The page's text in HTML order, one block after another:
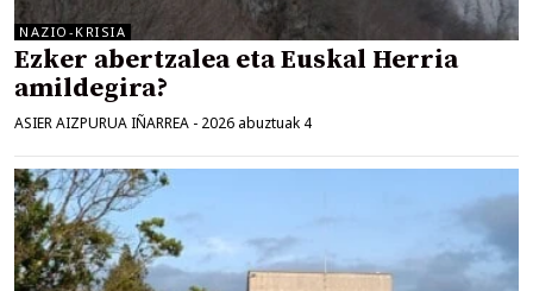
NAZIO-KRISIA
Ezker abertzalea eta Euskal Herria
amildegira?
ASIER AIZPURUA IÑARREA - 2026 abuztuak 4